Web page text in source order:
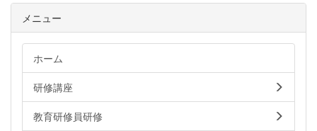
メニュー
ホーム
研修講座
教育研修員研修